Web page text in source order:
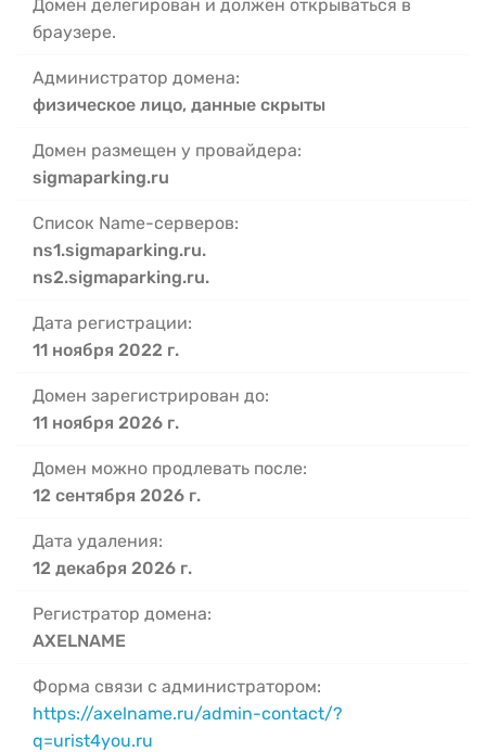
Домен делегирован и должен открываться в
браузере.
Администратор домена:
физическое лицо, данные скрыты
Домен размещен у провайдера:
sigmaparking.ru
Список Name-серверов:
ns1.sigmaparking.ru.
ns2.sigmaparking.ru.
Дата регистрации:
11 ноября 2022 г.
Домен зарегистрирован до:
11 ноября 2026 г.
Домен можно продлевать после:
12 сентября 2026 г.
Дата удаления:
12 декабря 2026 г.
Регистратор домена:
AXELNAME
Форма связи с администратором:
https://axelname.ru/admin-contact/?
q=urist4you.ru